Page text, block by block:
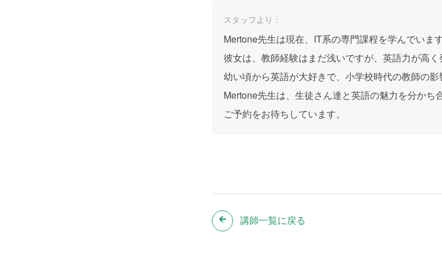
スタッフより：
Mertone先生は現在、IT系の専門課程を学んでいます
彼女は、教師経験はまだ浅いですが、英語力が高く
幼い頃から英語が大好きで、小学校時代の教師の
Mertone先生は、生徒さん達と英語の魅力を分かち
ご予約をお待ちしています。
講師一覧に戻る